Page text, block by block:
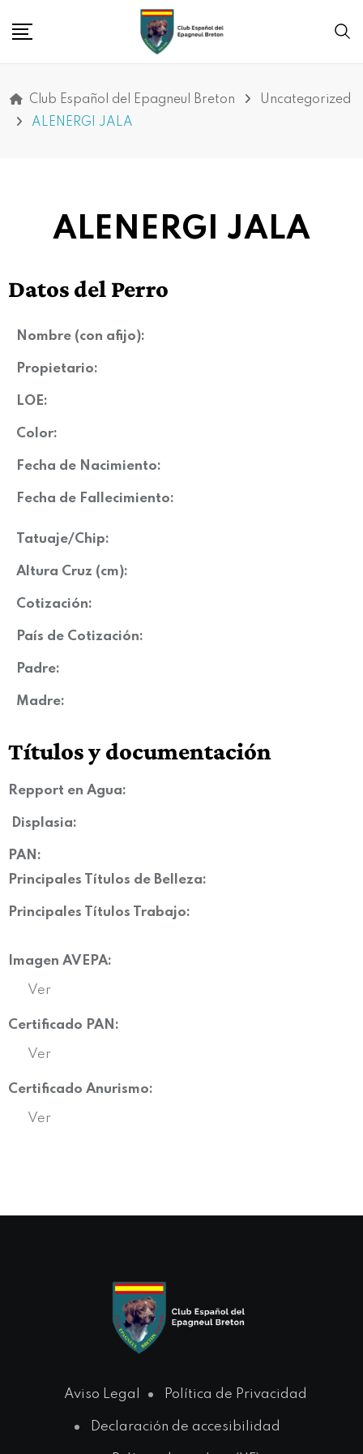
Club Español del Epagneul Breton
Uncategorized
ALENERGI JALA
ALENERGI JALA
Datos del Perro
Nombre (con afijo):
Propietario:
LOE:
Color:
Fecha de Nacimiento:
Fecha de Fallecimiento:
Tatuaje/Chip:
Altura Cruz (cm):
Cotización:
País de Cotización:
Padre:
Madre:
Títulos y documentación
Repport en Agua:
Displasia:
PAN:
Principales Títulos de Belleza:
Principales Títulos Trabajo:
Imagen AVEPA:
Ver
Certificado PAN:
Ver
Certificado Anurismo:
Ver
Aviso Legal Política de Privacidad
Declaración de accesibilidad